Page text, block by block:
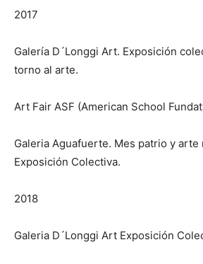
2017
Galería D´Longgi Art. Exposición
torno al arte.
Art Fair ASF (American School
Galeria Aguafuerte. Mes patrio y arte
Exposición Colectiva.
2018
Galeria D´Longgi Art Exposición